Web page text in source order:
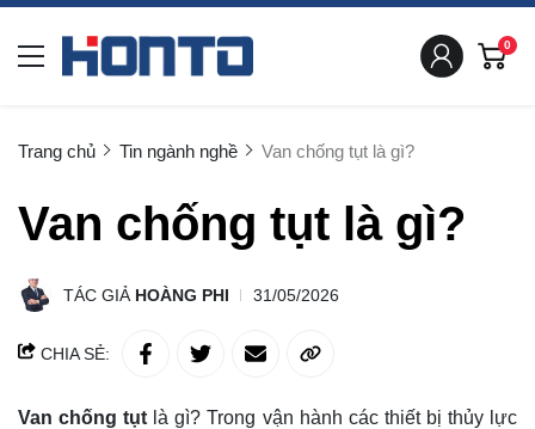
0
Trang chủ Tin ngành nghề Van chống tụt là gì?
Van chống tụt là gì?
TÁC GIẢ HOÀNG PHI 31/05/2026
CHIA SẺ:
Van chống tụt là gì? Trong vận hành các thiết bị thủy lực